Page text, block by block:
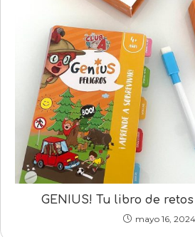
GENIUS! Tu libro de retos
mayo 16, 2024